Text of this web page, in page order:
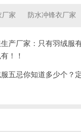
厂家 防水冲锋衣厂家
产厂家：只有羽绒服
！！
五忌你知道多少个？